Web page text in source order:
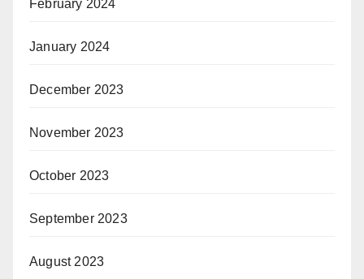
February 2024
January 2024
December 2023
November 2023
October 2023
September 2023
August 2023